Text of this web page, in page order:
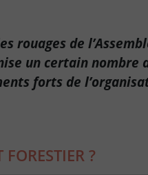
rouages de
un certain nombre
forts de
FORESTIER ?